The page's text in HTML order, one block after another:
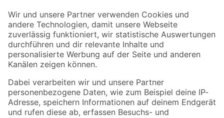
Der toom Newsletter: Keine Angebote und Aktionen mehr verpassen!
Zur Newsletter Anmeldung
Folge uns
Zahlungsarten Versandarten